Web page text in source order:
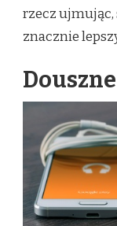
rzecz ujmując,
znacznie
Douszne